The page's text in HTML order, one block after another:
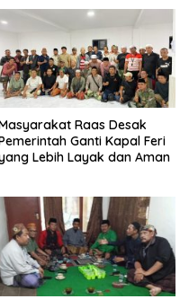
Kepastian
Raas Desak
Ganti Kapal Feri
Lebih Layak dan Aman